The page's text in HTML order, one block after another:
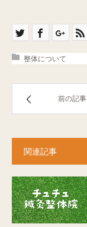
整体について
前の記事
関連記事